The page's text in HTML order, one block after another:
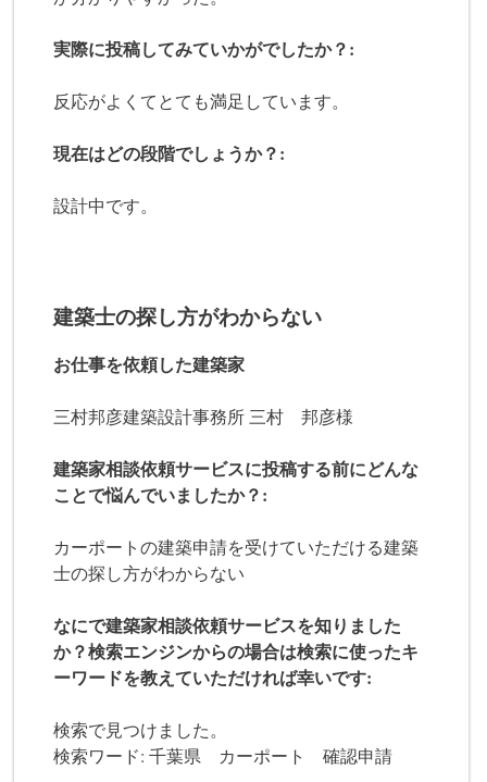
実際に投稿してみていかがでしたか？:
反応がよくてとても満足しています。
現在はどの段階でしょうか？:
設計中です。
建築士の探し方がわからない
お仕事を依頼した建築家
三村邦彦建築設計事務所 三村 邦彦様
建築家相談依頼サービスに投稿する前にどんな
ことで悩んでいましたか？:
カーポートの建築申請を受けていただける建築
士の探し方がわからない
なにで建築家相談依頼サービスを知りました
か？検索エンジンからの場合は検索に使ったキ
ーワードを教えていただければ幸いです:
検索で見つけました。
検索ワード: 千葉県 カーポート 確認申請